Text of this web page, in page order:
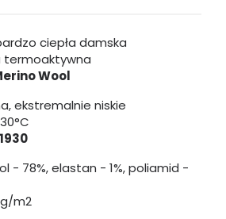
ciepła damska
termoaktywna
Wool
ekstremalnie niskie
- 78%, elastan - 1%, poliamid -
m2